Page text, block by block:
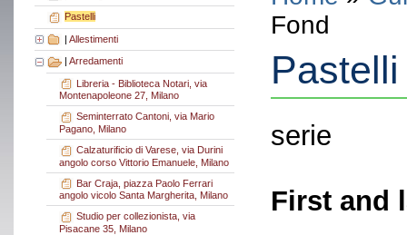
Pastelli
| Allestimenti
Arredamenti
Libreria - Biblioteca Notari, via
Montenapoleone 27, Milano
Seminterrato Cantoni, via Mario
Pagano, Milano
Calzaturificio di Varese, via Durini
angolo corso Vittorio Emanuele, Milano
Bar Craja, piazza Paolo Ferrari
angolo vicolo Santa Margherita, Milano
Studio per collezionista, via
Pisacane 35, Milano
Fond
Pastelli
serie
First and